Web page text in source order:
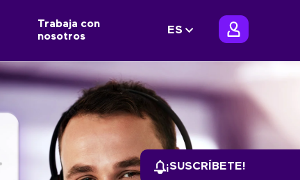
Trabaja con
nosotros
ES
¡SUSCRÍBETE!